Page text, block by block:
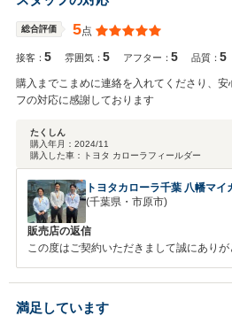
総合評価 5点
接客：5 雰囲気：5 アフター：5 品質：5
購入までこまめに連絡を入れてくださり、
フの対応に感謝しております
たくしん
購入年月： 2024/11
購入した車：
トヨタ カローラフィールダー
トヨタカローラ千葉 八幡マイ
(千葉県・市原市)
販売店の返信
この度はご契約いただきまして誠にあり
のような高い評価をいただきまして、社
す。 何かお困りの際はぜひお気軽にお立
どうぞ宜しくお願い致します。
満足しています